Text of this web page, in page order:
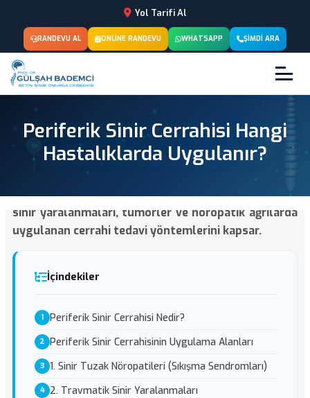
Yol Tarifi Al
RANDEVU AL ONLINE RANDEVU WHATSAPP ŞIMDI ARA
Periferik Sinir Cerrahisi Hangi
Hastalıklarda Uygulanır?
Periferik sinir cerrahisi; sinir sıkışmaları, travmatik
sinir yaralanmaları, tümörler ve nöropatik ağrılarda
uygulanan cerrahi tedavi yöntemlerini kapsar.
İçindekiler
Periferik Sinir Cerrahisi Nedir?
Periferik Sinir Cerrahisinin Uygulama Alanları
1. Sinir Tuzak Nöropatileri (Sıkışma Sendromları)
2. Travmatik Sinir Yaralanmaları